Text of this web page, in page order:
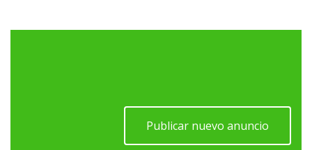
Publicar nuevo anuncio